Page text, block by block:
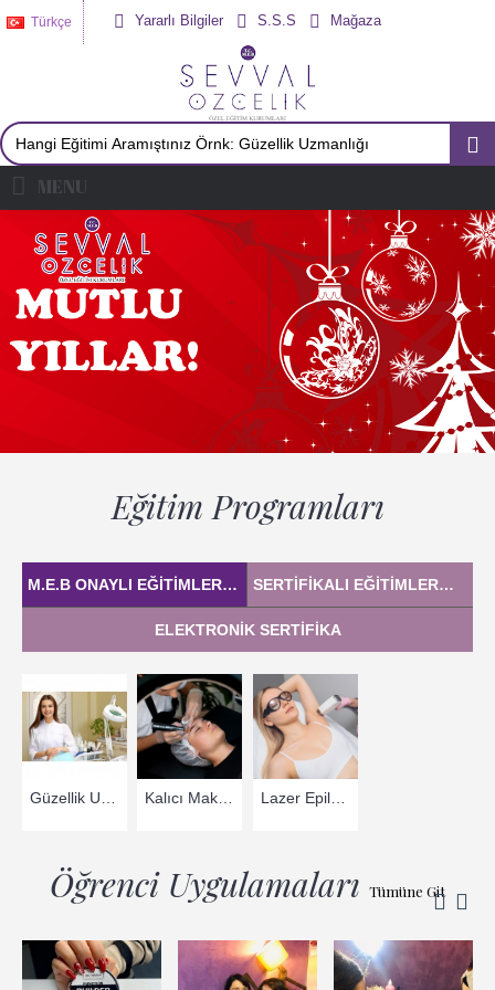
Türkçe Yararlı Bilgiler S.S.S Mağaza
MENU
Eğitim Programları
M.E.B ONAYLI EĞITIMLER
Tümüne Git SERTIFIKALI EĞITIMLER
Tümüne
ELEKTRONIK SERTIFIKA
Öğrenci Uygulamaları Tümüne Git